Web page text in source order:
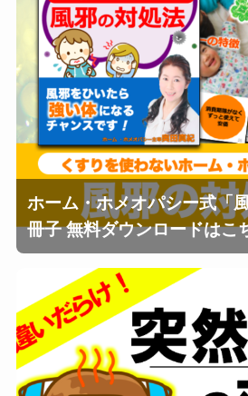
ホーム・ホメオパシー式「
冊子 無料ダウンロードはこ